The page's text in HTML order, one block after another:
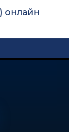
онлайн